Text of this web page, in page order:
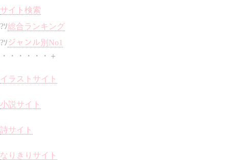
サイト検索
?ｿ総合ランキング
?ｿジャンル別No1
・・・・・・＋
イラストサイト
小説サイト
詩サイト
なりきりサイト